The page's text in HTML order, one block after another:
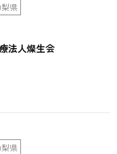
県
法人燦生会
県